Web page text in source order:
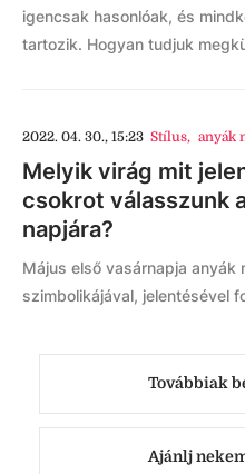
igencsak hasonlóak, és
tartozik. Hogyan tudjuk
2022. 04. 30., 15:23 Stílus, anyák
Melyik virág mit
csokrot válasszunk
napjára?
Május első vasárnapja anyák
szimbolikájával, jelentésével
Továbbiak
Ajánlj